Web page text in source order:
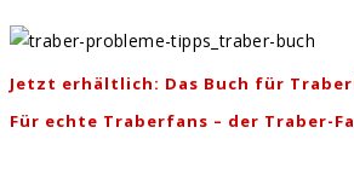
Jetzt erhältlich: Das Buch für
Für echte Traberfans – der Traber-